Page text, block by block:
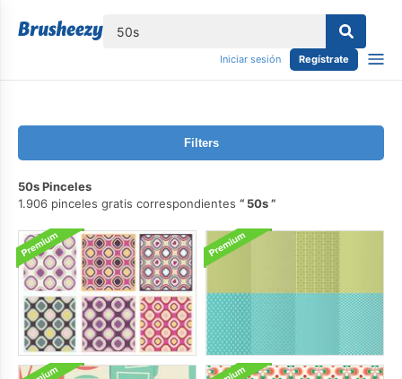
Iniciar sesión Regístrate
Filters
50s Pinceles
1.906 pinceles gratis correspondientes
50s